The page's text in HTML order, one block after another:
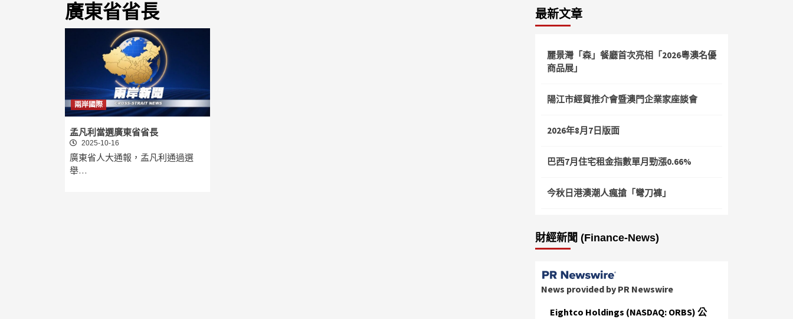
廣東省省長
兩岸國際
孟凡利當選廣東省省長
2025-10-16
廣東省人大通報，孟凡利通過選
舉…
最新文章
麗景灣「森」餐廳首次亮相「2026粵澳名優
商品展」
陽江市經貿推介會暨澳門企業家座談會
2026年8月7日版面
巴西7月住宅租金指數單月勁漲0.66%
今秋日港澳潮人瘋搶「彎刀褲」
財經新聞 (Finance-News)
News provided by PR Newswire
Eightco Holdings (NASDAQ: ORBS) 公